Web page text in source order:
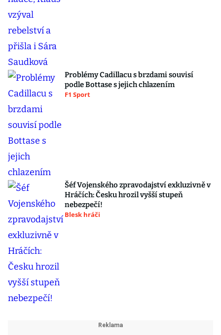
Problémy Cadillacu s brzdami souvisí
podle Bottase s jejich chlazením
F1 Sport
Šéf Vojenského zpravodajství exkluzivně v
Hráčích: Česku hrozil vyšší stupeň
nebezpečí!
Blesk hráči